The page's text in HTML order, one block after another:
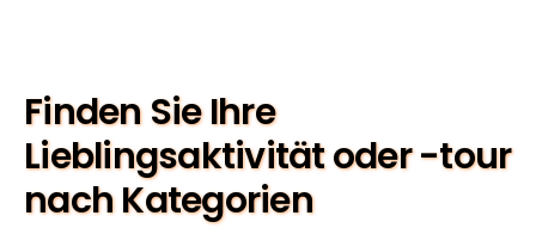
Finden Sie Ihre
Lieblingsaktivität oder -tour
nach Kategorien